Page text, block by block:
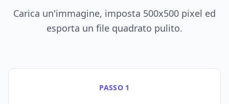
Carica un'immagine, imposta 500x500 pixel ed
esporta un file quadrato pulito.
PASSO 1